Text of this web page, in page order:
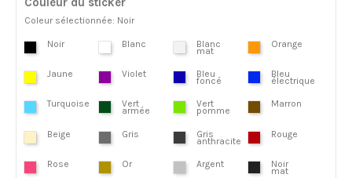
Coleur sélectionnée: Noir
Noir Blanc Blanc
mat
Orange
Jaune Violet Bleu
foncé
Bleu
électrique
Turquoise Vert
armée
Vert
pomme
Marron
Beige Gris Gris
anthracite
Rouge
Rose Or Argent Noir
mat